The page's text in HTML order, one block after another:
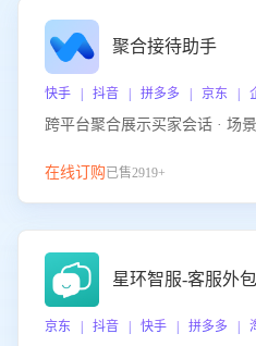
聚合接待助手
快手 | 抖音 | 拼多多 | 京东 |
跨平台聚合展示买家会话 · 场
在线订购已售2919+
星环智服-客服外
京东 | 抖音 | 快手 | 拼多多 |